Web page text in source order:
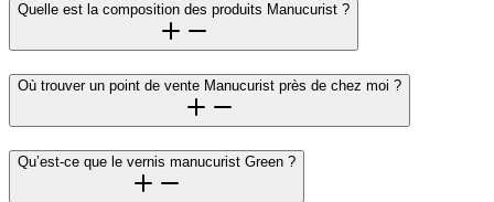
Quelle est la composition des produits Manucurist ?
Où trouver un point de vente Manucurist près de chez moi ?
Qu’est-ce que le vernis manucurist Green ?